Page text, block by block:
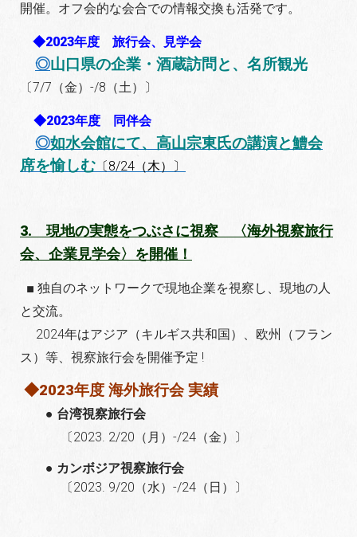
開催。オフ会的な会合での情報交換も活発です。
◆2023年度 旅行会、見学会
◎山口県の企業・酒蔵訪問と、名所観光
〔7/7（金）-/8（土）〕
◆2023年度 同伴会
◎如水会館にて、高山宗東氏の講演と鱧会
席を愉しむ 〔8/24（木）〕
3. 現地の実態をつぶさに視察 〈海外視察旅行
会、企業見学会〉を開催！
■ 独自のネットワークで現地企業を視察し、現地の人
と交流。
2024年はアジア（キルギス共和国）、欧州（フラン
ス）等、視察旅行会を開催予定 !
◆2023年度 海外旅行会 実績
● 台湾視察旅行会
〔2023. 2/20（月）-/24（金）〕
● カンボジア視察旅行会
〔2023. 9/20（水）-/24（日）〕